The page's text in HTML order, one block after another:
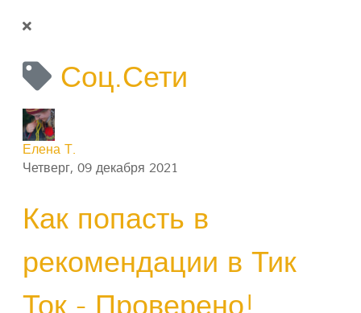
Соц.Сети
Елена Т.
Четверг, 09 декабря 2021
Как попасть в
рекомендации в Тик
Ток - Проверено!